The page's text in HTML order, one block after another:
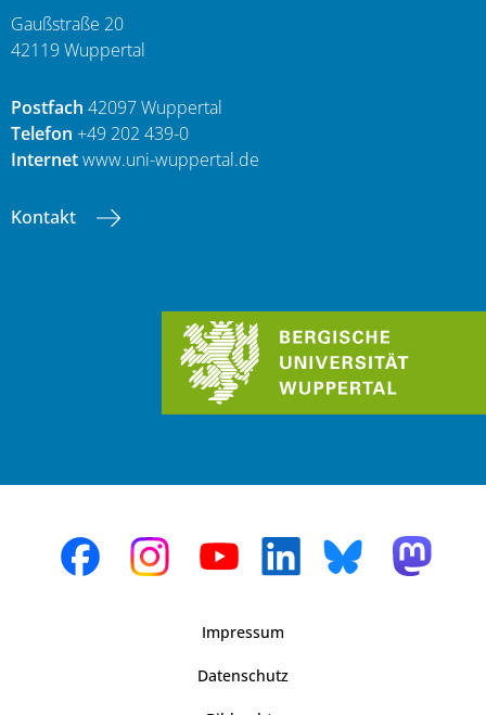
Gaußstraße 20
42119 Wuppertal
Postfach 42097 Wuppertal
Telefon +49 202 439-0
Internetwww.uni-wuppertal.de
Kontakt
Impressum
Datenschutz